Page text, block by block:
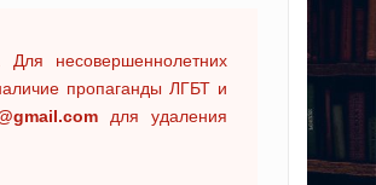
несовершеннолетних
пропаганды ЛГБТ и
для удаления